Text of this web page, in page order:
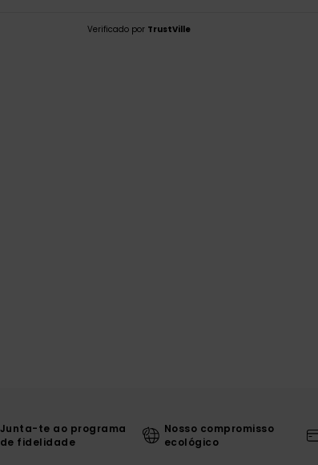
Verificado por TrustVille
Junta-te ao programa
de fidelidade
Nosso compromisso
ecológico